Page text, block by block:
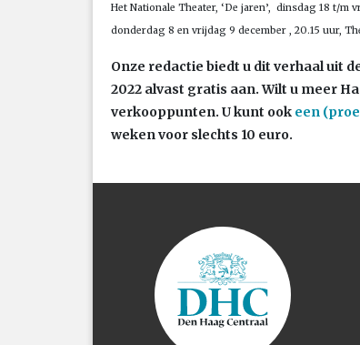
Het Nationale Theater, ‘De jaren’, dinsdag 18 t/
donderdag 8 en vrijdag 9 december , 20.15 uur,
Onze redactie biedt u dit verhaal uit
2022 alvast gratis aan. Wilt u meer
verkooppunten. U kunt ook een
weken voor slechts 10 euro.